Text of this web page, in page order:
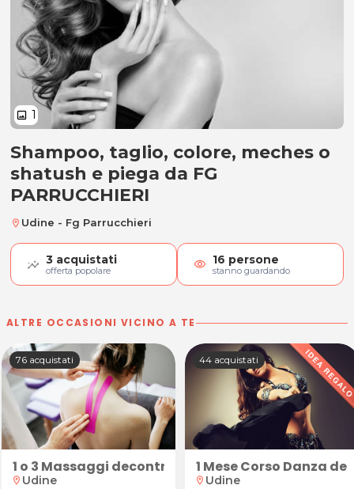
image 1
Shampoo, taglio, colore,
Shampoo, taglio, colore, meches o
shatush e piega da FG
PARRUCCHIERI
location_on Udine - Fg Parrucchieri
3 acquistati
offerta popolare visibility 16 persone
stanno guardando
ALTRE OCCASIONI VICINO A TE
76 acquistati
1 o 3 Massaggi decontratturanti/sportivi
location_on Udine
44 acquistati
1 Mese Corso Danza
location_on Udine